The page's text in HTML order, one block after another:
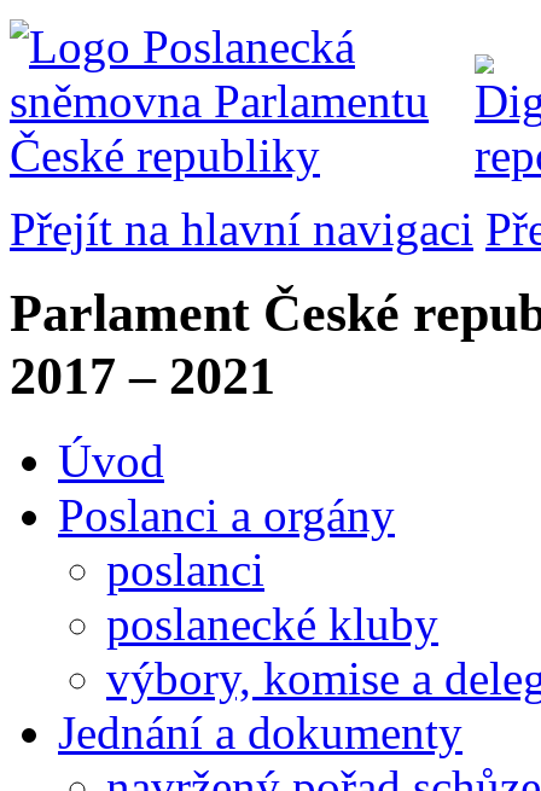
Přejít na hlavní navigaci
Parlament České
2017 – 2021
Úvod
Poslanci a orgány
poslanci
poslanecké kluby
výbory, komise a
Jednání a dokumenty